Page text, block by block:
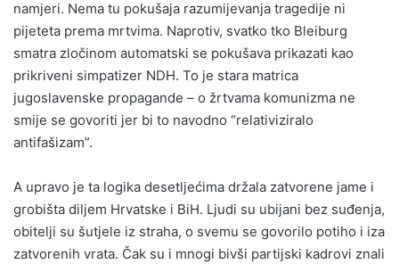
namjeri. Nema tu pokušaja razumijevanja tragedije ni
pijeteta prema mrtvima. Naprotiv, svatko tko Bleiburg
smatra zločinom automatski se pokušava prikazati kao
prikriveni simpatizer NDH. To je stara matrica
jugoslavenske propagande – o žrtvama komunizma ne
smije se govoriti jer bi to navodno “relativiziralo
antifašizam”.
A upravo je ta logika desetljećima držala zatvorene jame i
grobišta diljem Hrvatske i BiH. Ljudi su ubijani bez suđenja,
obitelji su šutjele iz straha, o svemu se govorilo potiho i iza
zatvorenih vrata. Čak su i mnogi bivši partijski kadrovi znali